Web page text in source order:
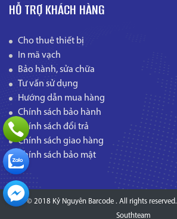
HỖ TRỢ KHÁCH HÀNG
Cho thuê thiết bị
In mã vạch
Bảo hành, sửa chữa
Tư vấn sử dụng
Hướng dẫn mua hàng
Chính sách bảo hành
Chính sách đổi trả
Chính sách giao hàng
Chính sách bảo mật
© 2018 Kỷ Nguyên Barcode . All rights reserved.
Southteam